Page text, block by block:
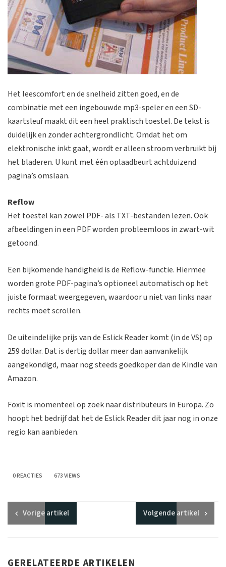
Het leescomfort en de snelheid zitten goed, en de
combinatie met een ingebouwde mp3-speler en een SD-
kaartsleuf maakt dit een heel praktisch toestel. De tekst is
duidelijk en zonder achtergrondlicht. Omdat het om
elektronische inkt gaat, wordt er alleen stroom verbruikt bij
het bladeren. U kunt met één oplaadbeurt achtduizend
pagina’s omslaan.
Reflow
Het toestel kan zowel PDF- als TXT-bestanden lezen. Ook
afbeeldingen in een PDF worden probleemloos in zwart-wit
getoond.
Een bijkomende handigheid is de Reflow-functie. Hiermee
worden grote PDF-pagina’s optioneel automatisch op het
juiste formaat weergegeven, waardoor u niet van links naar
rechts moet scrollen.
De uiteindelijke prijs van de Eslick Reader komt (in de VS) op
259 dollar. Dat is dertig dollar meer dan aanvankelijk
aangekondigd, maar nog steeds goedkoper dan de Kindle van
Amazon.
Foxit is momenteel op zoek naar distributeurs in Europa. Zo
hoopt het bedrijf dat het de Eslick Reader dit jaar nog in onze
regio kan aanbieden.
0 REACTIES 673 VIEWS
Vorigeartikel Volgendeartikel
GERELATEERDE ARTIKELEN